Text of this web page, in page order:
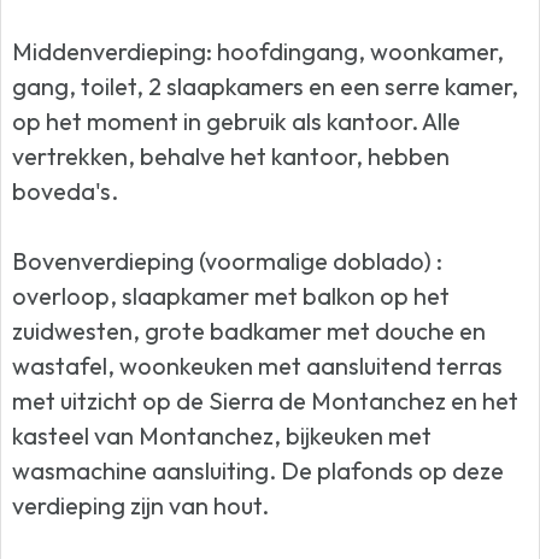
Middenverdieping: hoofdingang, woonkamer,
gang, toilet, 2 slaapkamers en een serre kamer,
op het moment in gebruik als kantoor. Alle
vertrekken, behalve het kantoor, hebben
boveda's.
Bovenverdieping (voormalige doblado) :
overloop, slaapkamer met balkon op het
zuidwesten, grote badkamer met douche en
wastafel, woonkeuken met aansluitend terras
met uitzicht op de Sierra de Montanchez en het
kasteel van Montanchez, bijkeuken met
wasmachine aansluiting. De plafonds op deze
verdieping zijn van hout.